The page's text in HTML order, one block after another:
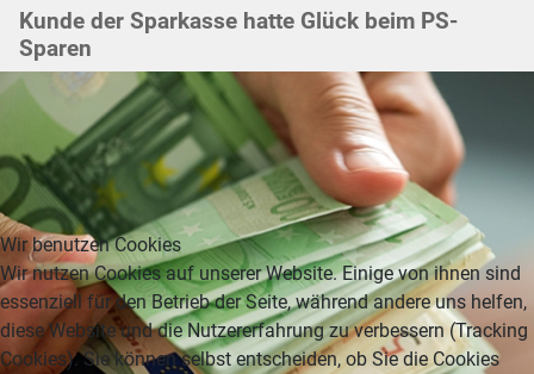
Kunde der Sparkasse hatte Glück beim PS-
Sparen
Wir benutzen Cookies
Wir nutzen Cookies auf unserer Website. Einige von ihnen sind
essenziell für den Betrieb der Seite, während andere uns helfen,
diese Website und die Nutzererfahrung zu verbessern (Tracking
Cookies). Sie können selbst entscheiden, ob Sie die Cookies